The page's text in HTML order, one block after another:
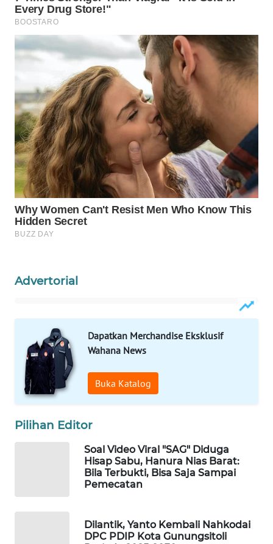
Advertorial
Dapatkan Merchandise Eksklusif
Wahana News
Buka Katalog
Pilihan Editor
Soal Video Viral "SAG" Diduga
Hisap Sabu, Hanura Nias Barat:
Bila Terbukti, Bisa Saja Sampai
Pemecatan
Dilantik, Yanto Kembali Nahkodai
DPC PDIP Kota Gunungsitoli
ID
WAHANANEWS
CO ID
WAHANANEWS
NET
WAHANA
SPORT
WAHANA
UMKM
WAHANA
SELEB
PERSONA
WAHANA
HEALTH
WAHANA
WISATA
Network